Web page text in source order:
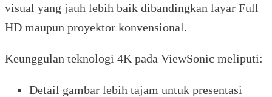
visual yang jauh lebih baik dibandingkan layar Full
HD maupun proyektor konvensional.
Keunggulan teknologi 4K pada ViewSonic meliputi:
Detail gambar lebih tajam untuk presentasi